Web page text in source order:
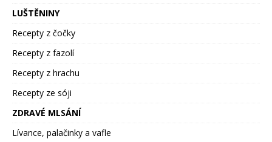
LUŠTĚNINY
Recepty z čočky
Recepty z fazolí
Recepty z hrachu
Recepty ze sóji
ZDRAVÉ MLSÁNÍ
Lívance, palačinky a vafle